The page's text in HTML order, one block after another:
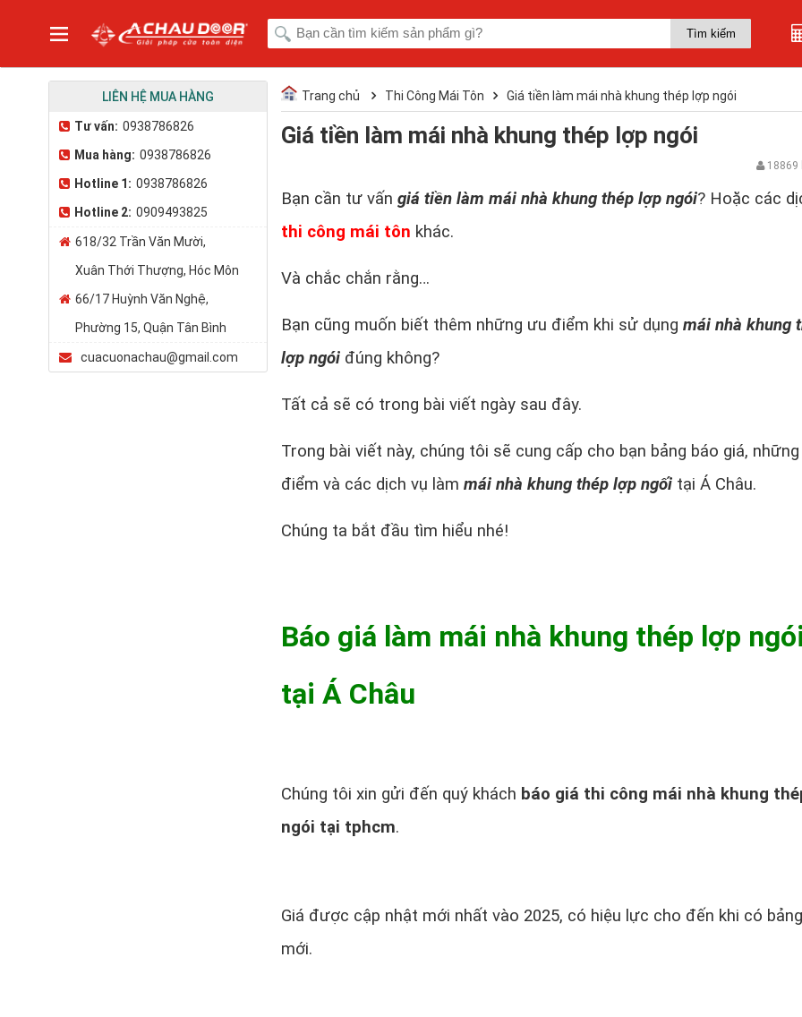
LIÊN HỆ MUA HÀNG
Tư vấn: 0938786826
Mua hàng: 0938786826
Hotline 1: 0938786826
Hotline 2: 0909493825
618/32 Trần Văn Mười,
Xuân Thới Thượng, Hóc Môn
66/17 Huỳnh Văn Nghệ,
Phường 15, Quận Tân Bình
cuacuonachau@gmail.com
Trang chủ Thi Công Mái Tôn Giá tiền làm mái nhà khung thép lợp ngói
Giá tiền làm mái nhà khung thép lợp ngói
18869
Bạn cần tư vấn giá tiền làm mái nhà khung thép lợp ngói? Hoặc các
thi công mái tôn khác.
Và chắc chắn rằng…
Bạn cũng muốn biết thêm những ưu điểm khi sử dụng mái nhà khung
lợp ngói đúng không?
Tất cả sẽ có trong bài viết ngày sau đây.
Trong bài viết này, chúng tôi sẽ cung cấp cho bạn bảng báo giá,
điểm và các dịch vụ làm mái nhà khung thép lợp ngối tại Á Châu.
Chúng ta bắt đầu tìm hiểu nhé!
Báo giá làm mái nhà khung thép lợp ngói
tại Á Châu
Chúng tôi xin gửi đến quý khách báo giá thi công mái nhà khung
ngói tại tphcm.
Giá được cập nhật mới nhất vào 2025, có hiệu lực cho đến khi có
mới.